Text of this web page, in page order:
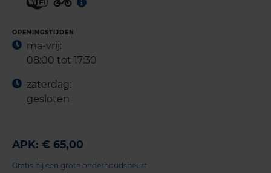
OPENINGSTIJDEN
ma-vrij:
08:00 tot 17:30
zaterdag:
gesloten
APK: € 65,00
Gratis bij een grote onderhoudsbeurt